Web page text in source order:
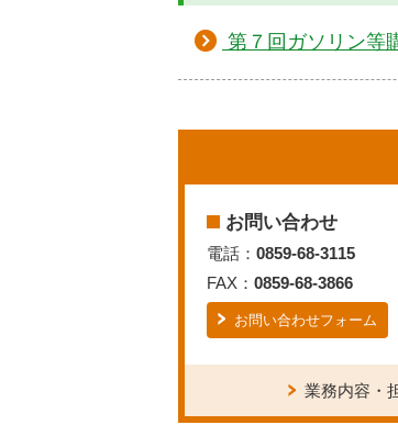
第７回ガソリン等
お問い合わせ
電話： 0859-68-3115
FAX： 0859-68-3866
お問い合わせフォーム
業務内容・